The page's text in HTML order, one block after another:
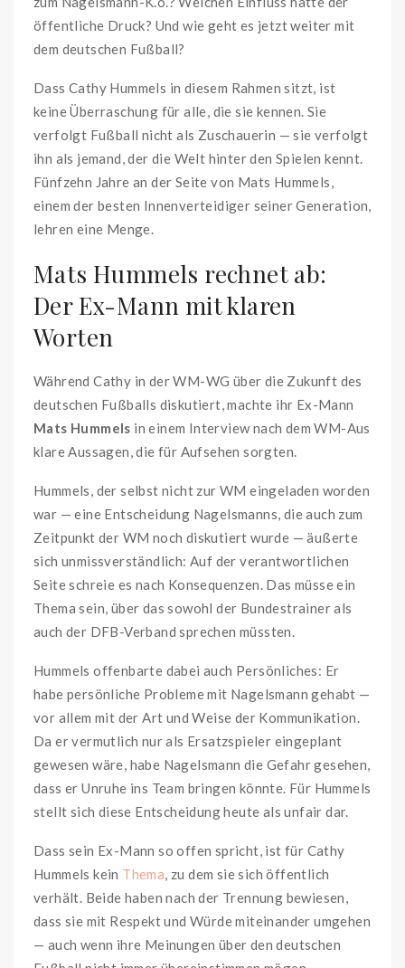
öffentliche Druck? Und wie geht es jetzt weiter mit
dem deutschen Fußball?
Dass Cathy Hummels in diesem Rahmen sitzt, ist
keine Überraschung für alle, die sie kennen. Sie
verfolgt Fußball nicht als Zuschauerin — sie verfolgt
ihn als jemand, der die Welt hinter den Spielen kennt.
Fünfzehn Jahre an der Seite von Mats Hummels,
einem der besten Innenverteidiger seiner Generation,
lehren eine Menge.
Mats Hummels rechnet ab:
Der Ex-Mann mit klaren
Worten
Während Cathy in der WM-WG über die Zukunft des
deutschen Fußballs diskutiert, machte ihr Ex-Mann
Mats Hummels in einem Interview nach dem WM-Aus
klare Aussagen, die für Aufsehen sorgten.
Hummels, der selbst nicht zur WM eingeladen worden
war — eine Entscheidung Nagelsmanns, die auch zum
Zeitpunkt der WM noch diskutiert wurde — äußerte
sich unmissverständlich: Auf der verantwortlichen
Seite schreie es nach Konsequenzen. Das müsse ein
Thema sein, über das sowohl der Bundestrainer als
auch der DFB-Verband sprechen müssten.
Hummels offenbarte dabei auch Persönliches: Er
habe persönliche Probleme mit Nagelsmann gehabt —
vor allem mit der Art und Weise der Kommunikation.
Da er vermutlich nur als Ersatzspieler eingeplant
gewesen wäre, habe Nagelsmann die Gefahr gesehen,
dass er Unruhe ins Team bringen könnte. Für Hummels
stellt sich diese Entscheidung heute als unfair dar.
Dass sein Ex-Mann so offen spricht, ist für Cathy
Hummels kein Thema, zu dem sie sich öffentlich
verhält. Beide haben nach der Trennung bewiesen,
dass sie mit Respekt und Würde miteinander umgehen
— auch wenn ihre Meinungen über den deutschen